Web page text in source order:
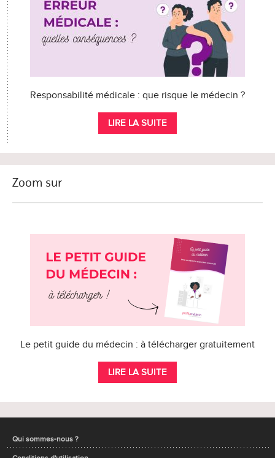
Responsabilité médicale : que risque le médecin ?
LIRE LA SUITE
Zoom sur
Le petit guide du médecin : à télécharger gratuitement
LIRE LA SUITE
Qui sommes-nous ?